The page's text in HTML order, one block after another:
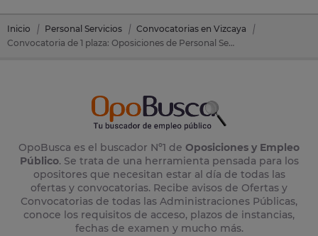
Inicio Personal Servicios
Convocatorias en Vizcaya
Convocatoria de 1 plaza: Oposiciones de Personal Servicios en Portugalete (Vizcaya)
OpoBusca es el buscador Nº1 de Oposiciones y Empleo
Público. Se trata de una herramienta pensada para los
opositores que necesitan estar al día de todas las
ofertas y convocatorias. Recibe avisos de Ofertas y
Convocatorias de todas las Administraciones Públicas,
conoce los requisitos de acceso, plazos de instancias,
fechas de examen y mucho más.